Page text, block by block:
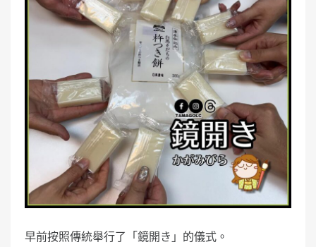
d
o
早前按照傳統舉行了「鏡開き」的儀式。